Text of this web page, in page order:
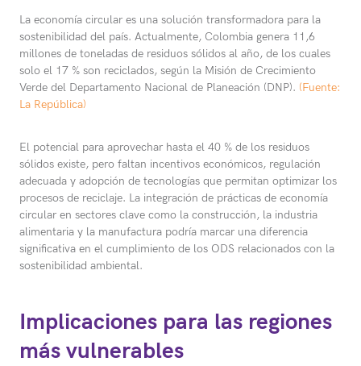
La economía circular es una solución transformadora para la
sostenibilidad del país. Actualmente, Colombia genera 11,6
millones de toneladas de residuos sólidos al año, de los cuales
solo el 17 % son reciclados, según la Misión de Crecimiento
Verde del Departamento Nacional de Planeación (DNP). (Fuente:
La República)
El potencial para aprovechar hasta el 40 % de los residuos
sólidos existe, pero faltan incentivos económicos, regulación
adecuada y adopción de tecnologías que permitan optimizar los
procesos de reciclaje. La integración de prácticas de economía
circular en sectores clave como la construcción, la industria
alimentaria y la manufactura podría marcar una diferencia
significativa en el cumplimiento de los ODS relacionados con la
sostenibilidad ambiental.
Implicaciones para las regiones
más vulnerables